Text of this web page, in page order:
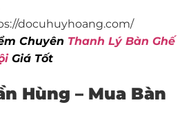
docuhuyhoang.com/
Chuyên Thanh Lý Bàn Ghế
Giá Tốt
Hùng – Mua Bàn